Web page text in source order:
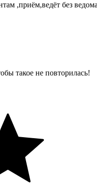
,приём,ведёт без
такое не повторилась!